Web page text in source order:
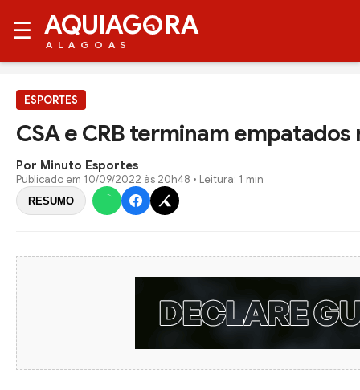
☰ AQUIAG RA
ALAGOAS
ESPORTES
CSA e CRB terminam
Por Minuto Esportes
Publicado em 10/09/2022 às 20h48 • Leitura: 1 min
RESUMO